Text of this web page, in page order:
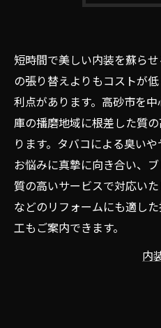
短時間で美しい内装を蘇ら
の張り替えよりもコストが
利点があります。高砂市を
庫の播磨地域に根差した質
ります。タバコによる臭い
お悩みに真摯に向き合い、
質の高いサービスで対応い
などのリフォームにも適し
工もご案内できます。
内